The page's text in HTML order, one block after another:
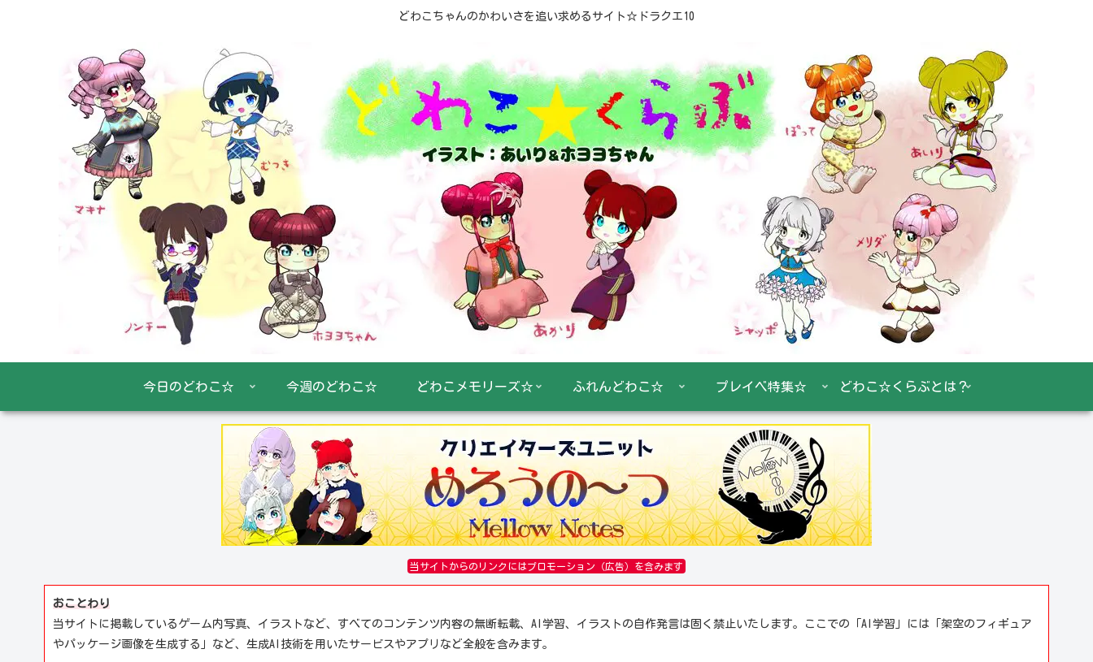
どわこちゃんのかわいさを追い求めるサイト☆ドラクエ10
今日のどわこ☆ 今週のどわこ☆ どわこメモリーズ☆ ふれんどわこ☆ プレイベ特集☆ どわこ☆くらぶとは？
当サイトからのリンクにはプロモーション（広告）を含みます
おことわり
当サイトに掲載しているゲーム内写真、イラストなど、すべてのコンテンツ内容の無断転載、AI学習、イラストの自作発言は固く禁止いたします。ここでの「AI学習」には「架空のフィギュア
やパッケージ画像を生成する」など、生成AI技術を用いたサービスやアプリなど全般を含みます。